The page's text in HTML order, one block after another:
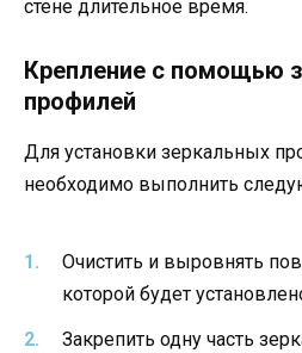
стене длительное время.
Крепление с помощью
профилей
Для установки зеркальных
необходимо выполнить
Очистить и выровнять
которой будет
Закрепить одну часть